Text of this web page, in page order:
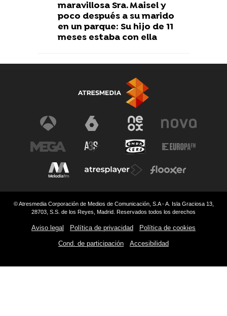
maravillosa Sra. Maisel y
poco después a su marido
en un parque: Su hijo de 11
meses estaba con ella
© Atresmedia Corporación de Medios de Comunicación, S.A - A. Isla Graciosa 13,
28703, S.S. de los Reyes, Madrid. Reservados todos los derechos
Aviso legal Política de privacidad Política de cookies
Cond. de participación Accesibilidad